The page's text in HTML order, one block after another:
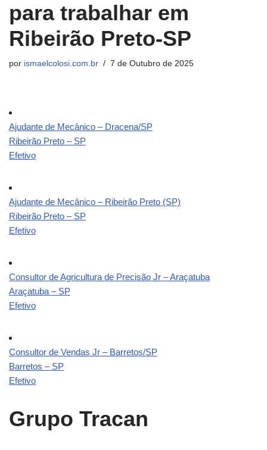
para trabalhar em
Ribeirão Preto-SP
por ismaelcolosi.com.br 7 de Outubro de 2025
Ajudante de Mecânico – Dracena/SP
Ribeirão Preto – SP
Efetivo
Ajudante de Mecânico – Ribeirão Preto (SP)
Ribeirão Preto – SP
Efetivo
Consultor de Agricultura de Precisão Jr – Araçatuba
Araçatuba – SP
Efetivo
Consultor de Vendas Jr – Barretos/SP
Barretos – SP
Efetivo
Grupo Tracan